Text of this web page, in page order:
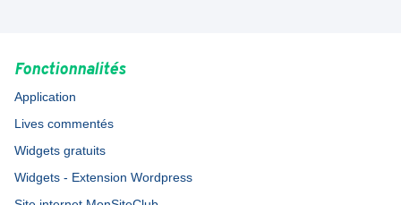
Fonctionnalités
Application
Lives commentés
Widgets gratuits
Widgets - Extension Wordpress